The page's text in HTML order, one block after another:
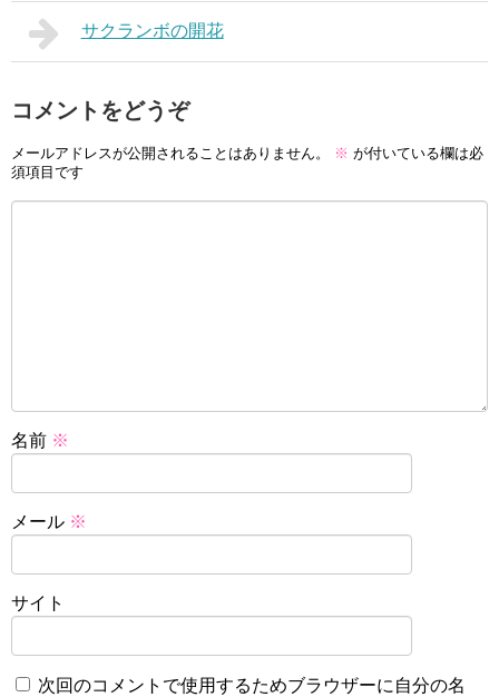
サクランボの開花
コメントをどうぞ
メールアドレスが公開されることはありません。 ※ が付いている欄は必
須項目です
名前 ※
メール ※
サイト
次回のコメントで使用するためブラウザーに自分の名